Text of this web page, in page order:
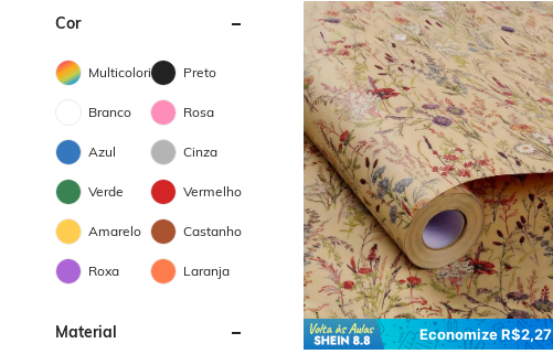
Cor
Multicolorido Preto
Branco Rosa
Azul Cinza
Verde Vermelho
Amarelo Castanho
Roxa Laranja
Material Economize R$2,27